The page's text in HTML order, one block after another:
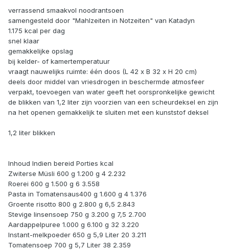
verrassend smaakvol noodrantsoen
samengesteld door "Mahlzeiten in Notzeiten" van Katadyn
1.175 kcal per dag
snel klaar
gemakkelijke opslag
bij kelder- of kamertemperatuur
vraagt nauwelijks ruimte: één doos (L 42 x B 32 x H 20 cm)
deels door middel van vriesdrogen in beschermde atmosfeer
verpakt, toevoegen van water geeft het oorspronkelijke gewicht
de blikken van 1,2 liter zijn voorzien van een scheurdeksel en zijn
na het openen gemakkelijk te sluiten met een kunststof deksel
1,2 liter blikken
Inhoud Indien bereid Porties kcal
Zwiterse Müsli 600 g 1.200 g 4 2.232
Roerei 600 g 1.500 g 6 3.558
Pasta in Tomatensaus400 g 1.600 g 4 1.376
Groente risotto 800 g 2.800 g 6,5 2.843
Stevige linsensoep 750 g 3.200 g 7,5 2.700
Aardappelpuree 1.000 g 6.100 g 32 3.220
Instant-melkpoeder 650 g 5,9 Liter 20 3.211
Tomatensoep 700 g 5,7 Liter 38 2.359